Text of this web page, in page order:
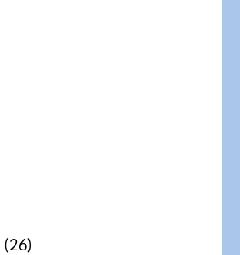
(26)